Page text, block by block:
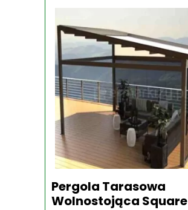
Pergola Tarasowa
Wolnostojąca Square